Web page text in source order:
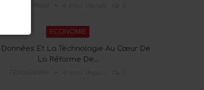
ECONOMIE
Données Et La Technologie Au Cœur De
La Réforme De…